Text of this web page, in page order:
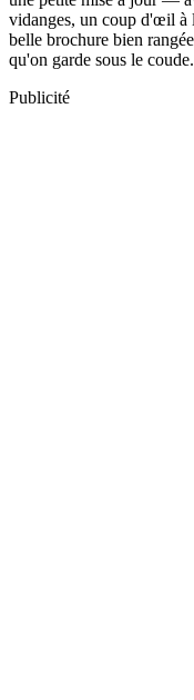
vidanges, un coup d'œil à
belle brochure bien
qu'on garde sous le
Publicité